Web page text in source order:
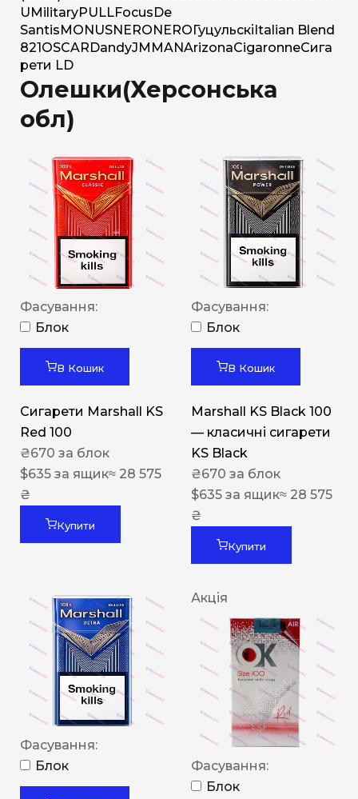
U MilitaryPULLFocus De
Santis MONUSNERO NERO Гуцульскі Italian Blend
821 OSCAR DandyJM MANArizonaCigaronneСига
рети LD
Олешки(Херсонська
обл)
Фасування:
Блок
В Кошик
Сигарети Marshall KS
Red 100
₴670 за блок
$635 за ящик≈ 28 575
₴
Купити
Фасування:
Блок
В Кошик
Marshall KS Black 100
— класичні сигарети
KS Black
₴670 за блок
$635 за ящик≈ 28 575
₴
Купити
Фасування:
Блок
Акція
Фасування:
Блок